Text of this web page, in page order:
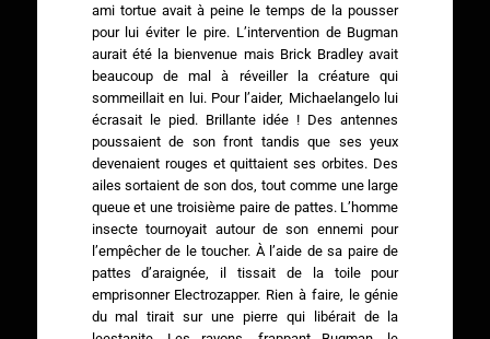
ami tortue avait à peine le temps de la pousser
pour lui éviter le pire. L’intervention de Bugman
aurait été la bienvenue mais Brick Bradley avait
beaucoup de mal à réveiller la créature qui
sommeillait en lui. Pour l’aider, Michaelangelo lui
écrasait le pied. Brillante idée ! Des antennes
poussaient de son front tandis que ses yeux
devenaient rouges et quittaient ses orbites. Des
ailes sortaient de son dos, tout comme une large
queue et une troisième paire de pattes. L’homme
insecte tournoyait autour de son ennemi pour
l’empêcher de le toucher. À l’aide de sa paire de
pattes d’araignée, il tissait de la toile pour
emprisonner Electrozapper. Rien à faire, le génie
du mal tirait sur une pierre qui libérait de la